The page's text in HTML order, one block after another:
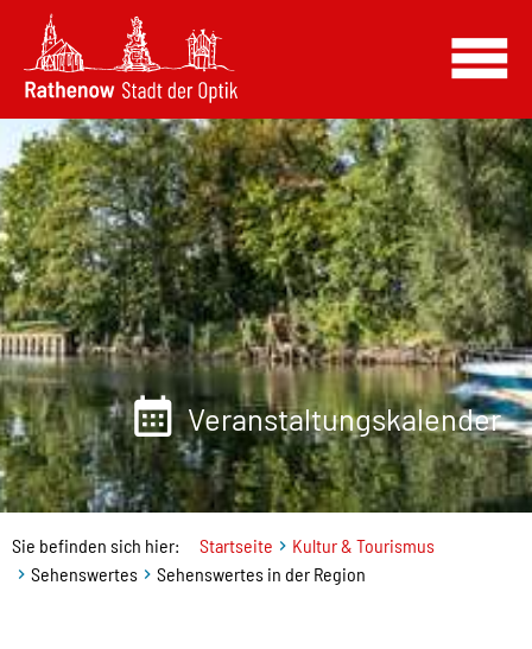
Veranstaltungskalender
Sie befinden sich hier: Startseite
Kultur & Tourismus
Sehenswertes
Sehenswertes in der Region